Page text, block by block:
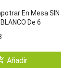
En Mesa SIN
De 6
Añadir